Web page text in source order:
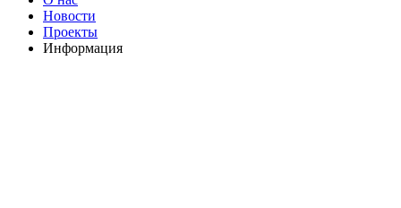
Новости
Проекты
Информация